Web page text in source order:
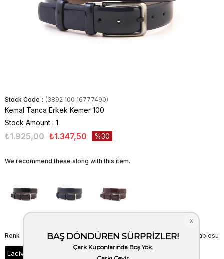
Stock Code (3892 100_16777490)
Kemal Tanca Erkek Kemer 100
Stock Amount : 1
₺1.925,00 ₺1.347,50 30
We recommend these along with this item.
Beden Tablosu
Renk
Lacivert